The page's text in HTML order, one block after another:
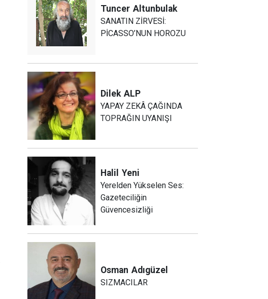
Tuncer Altunbulak
SANATIN ZİRVESİ:
PİCASSO’NUN HOROZU
Dilek ALP
YAPAY ZEKÂ ÇAĞINDA
TOPRAĞIN UYANIŞI
Halil Yeni
Yerelden Yükselen Ses:
Gazeteciliğin
Güvencesizliği
Osman Adıgüzel
SIZMACILAR